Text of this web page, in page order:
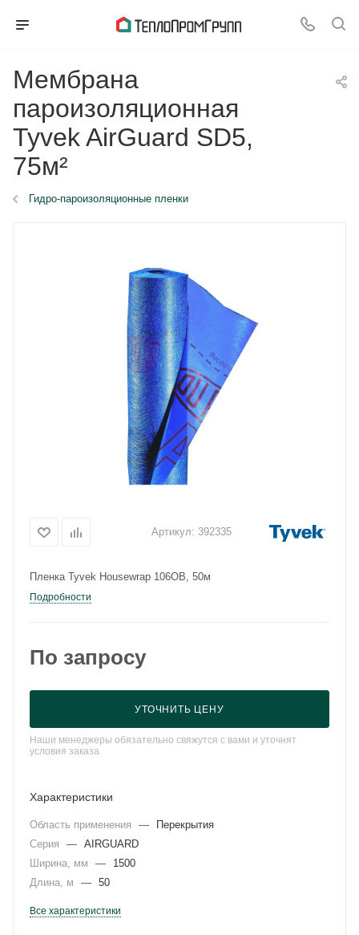
Мембрана
пароизоляционная
Tyvek AirGuard SD5,
75м²
Гидро-пароизоляционные пленки
Артикул: 392335
Пленка Tyvek Housewrap 106OB, 50м
Подробности
По запросу
УТОЧНИТЬ ЦЕНУ
Наши менеджеры обязательно свяжутся с вами и уточнят
условия заказа
Характеристики
Область применения —
Перекрытия
Серия
— AIRGUARD
Ширина, мм
—
1500
Длина, м
— 50
Все характеристики